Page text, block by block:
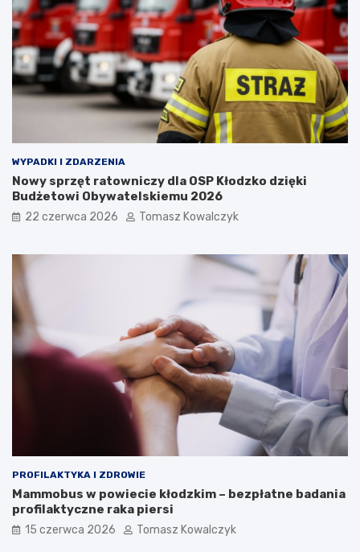
WYPADKI I ZDARZENIA
Nowy sprzęt ratowniczy dla OSP Kłodzko dzięki
Budżetowi Obywatelskiemu 2026
22 czerwca 2026 Tomasz Kowalczyk
PROFILAKTYKA I ZDROWIE
Mammobus w powiecie kłodzkim – bezpłatne badania
profilaktyczne raka piersi
15 czerwca 2026 Tomasz Kowalczyk